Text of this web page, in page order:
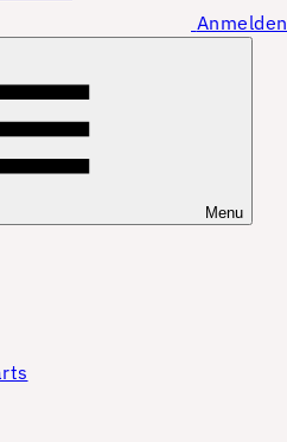
Anmelden
Menu